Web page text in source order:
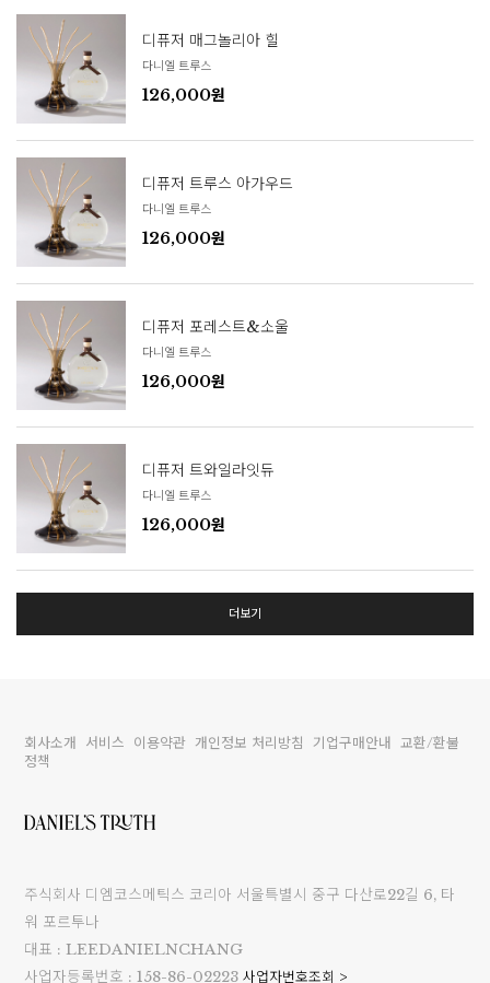
디퓨저 매그놀리아 힐
다니엘 트루스
126,000원
디퓨저 트루스 아가우드
다니엘 트루스
126,000원
디퓨저 포레스트&소울
다니엘 트루스
126,000원
디퓨저 트와일라잇듀
다니엘 트루스
126,000원
더보기
회사소개 서비스 이용약관 개인정보 처리방침 기업구매안내
교환/환불
정책
주식회사 디엠코스메틱스 코리아 서울특별시 중구 다산로22길 6, 타
워 포르투나
대표 : LEEDANIELNCHANG
사업자등록번호 : 158-86-02223 사업자번호조회 >